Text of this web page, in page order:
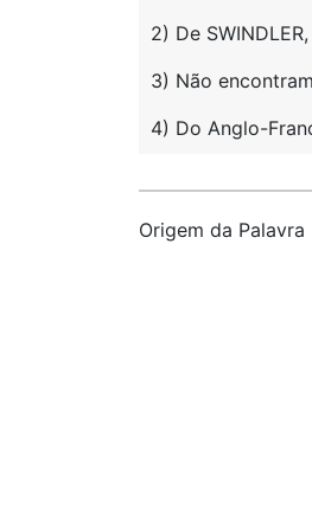
2) De
3) Não
4) Do Anglo-
Origem da Palavra